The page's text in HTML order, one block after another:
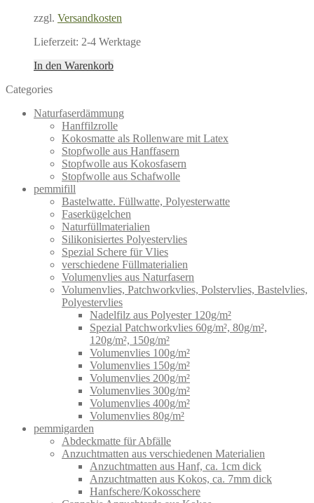
zzgl. Versandkosten
Lieferzeit: 2-4 Werktage
In den Warenkorb
Categories
Naturfaserdämmung
Hanffilzrolle
Kokosmatte als Rollenware mit Latex
Stopfwolle aus Hanffasern
Stopfwolle aus Kokosfasern
Stopfwolle aus Schafwolle
pemmifill
Bastelwatte. Füllwatte, Polyesterwatte
Faserkügelchen
Naturfüllmaterialien
Silikonisiertes Polyestervlies
Spezial Schere für Vlies
verschiedene Füllmaterialien
Volumenvlies aus Naturfasern
Volumenvlies, Patchworkvlies, Polstervlies, Bastelvlies,
Polyestervlies
Nadelfilz aus Polyester 120g/m²
Spezial Patchworkvlies 60g/m², 80g/m²,
120g/m², 150g/m²
Volumenvlies 100g/m²
Volumenvlies 150g/m²
Volumenvlies 200g/m²
Volumenvlies 300g/m²
Volumenvlies 400g/m²
Volumenvlies 80g/m²
pemmigarden
Abdeckmatte für Abfälle
Anzuchtmatten aus verschiedenen Materialien
Anzuchtmatten aus Hanf, ca. 1cm dick
Anzuchtmatten aus Kokos, ca. 7mm dick
Hanfschere/Kokosschere